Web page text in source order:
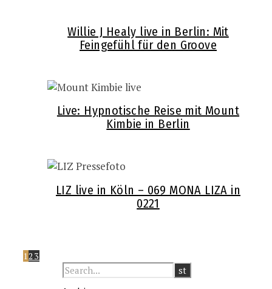
Willie J Healy live in Berlin: Mit
Feingefühl für den Groove
Live: Hypnotische Reise mit Mount
Kimbie in Berlin
LIZ live in Köln – 069 MONA LIZA in
0221
12 3